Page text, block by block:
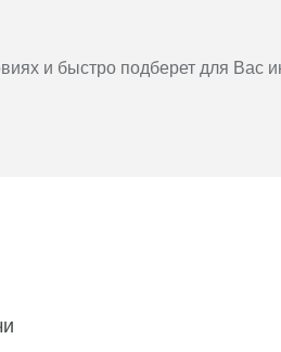
и быстро подберет для Вас